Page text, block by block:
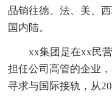
品销往德、法、美、
国内陆。
xx集团是在xx民营
担任公司高管的企业
寻求与国际接轨，从